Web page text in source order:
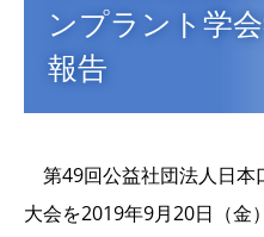
ンプラント学
報告
第49回公益社団法人日本
大会を2019年9月20日（金